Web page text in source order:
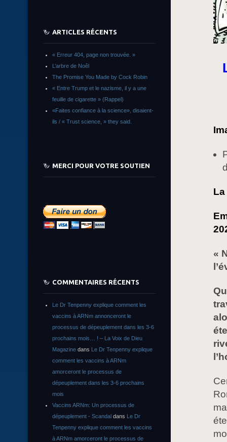
La
«
ARTICLES RÉCENTS
« Erreur 404, page non trouvée. »
L’arbre de Noêl
The Promise You Made by Cock Robin
« Entre Trump et le nazisme, il y a une
feuille de cigarette » (Rappel)
«Faites confiance à la science», disaient-
ils / « Trust science, » they said.
MERCI POUR VOTRE SOUTIEN
COMMENTAIRES RÉCENTS
Le Dr Tenpenny explique comment les
vaccins à ARNm annonceront le
processus de dépeuplement dans les 3-6
prochains mois… ! – La Voix de Dieu
Magazine dans Le Dr Tenpenny explique
comment les vaccins à ARNm
amorceront le processus de
dépeuplement dans les 3-6 prochains
mois
Vaccins ARNm: Un processus de
dépeuplement - Scandal dans Le Dr
Tenpenny explique comment les vaccins
à ARNm amorceront le processus de